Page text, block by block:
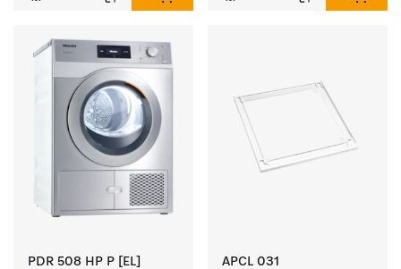
PDR 508 HP P [EL] APCL 031